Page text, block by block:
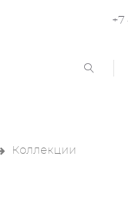
+7
Коллекции